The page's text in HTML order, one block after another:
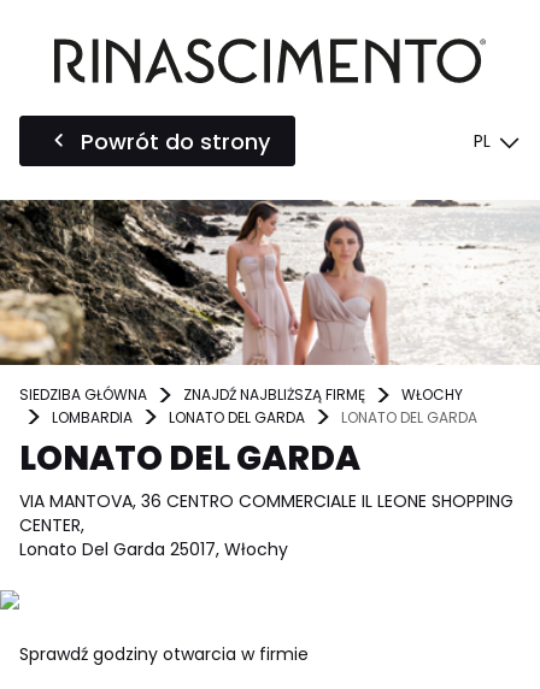
Powrót do strony PL
SIEDZIBA GŁÓWNA ZNAJDŹ NAJBLIŻSZĄ FIRMĘ
WŁOCHY
LOMBARDIA
LONATO DEL GARDA LONATO DEL GARDA
LONATO DEL GARDA
VIA MANTOVA, 36 CENTRO COMMERCIALE IL LEONE SHOPPING
CENTER,
Lonato Del Garda 25017, Włochy
Sprawdź godziny otwarcia w firmie